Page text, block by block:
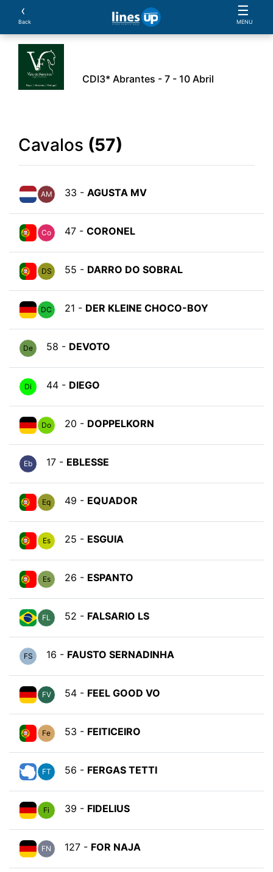
‹
Back
☰
MENU
CDI3* Abrantes - 7 - 10 Abril
Cavalos (57)
AM 33 - AGUSTA MV
Co 47 - CORONEL
DS 55 - DARRO DO SOBRAL
DC 21 - DER KLEINE CHOCO-BOY
De 58 - DEVOTO
Di 44 - DIEGO
Do 20 - DOPPELKORN
Eb 17 - EBLESSE
Eq 49 - EQUADOR
Es 25 - ESGUIA
Es 26 - ESPANTO
FL 52 - FALSARIO LS
FS 16 - FAUSTO SERNADINHA
FV 54 - FEEL GOOD VO
Fe 53 - FEITICEIRO
FT 56 - FERGAS TETTI
Fi 39 - FIDELIUS
FN 127 - FOR NAJA